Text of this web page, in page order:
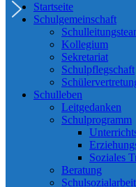
Startseite
Schulgemeinschaft
Kollegium
Sekretariat
Schulpflegschaft
Schulleben
Leitgedanken
Schulprogramm
Soziales
Beratung
Schulsozialarbeit